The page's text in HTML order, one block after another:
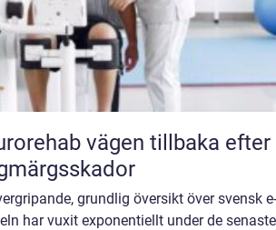
tillbaka efter hjärn- och
grundlig översikt över svensk
har vuxit exponentiellt under de